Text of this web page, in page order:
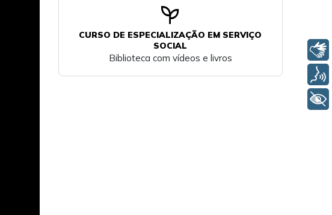
psychiatry
CURSO DE ESPECIALIZAÇÃO EM SERVIÇO
SOCIAL
Biblioteca com vídeos e livros
Voz